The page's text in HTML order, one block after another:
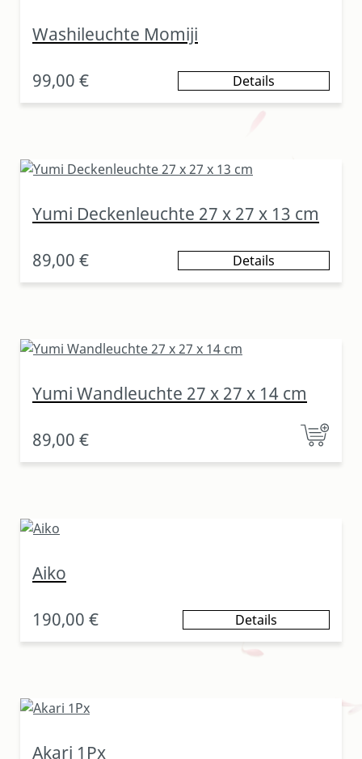
Washileuchte Momiji
99,00 € Details
Yumi Deckenleuchte 27 x 27 x 13 cm
89,00 € Details
Yumi Wandleuchte 27 x 27 x 14 cm
89,00 €
Aiko
190,00 € Details
Akari 1Px